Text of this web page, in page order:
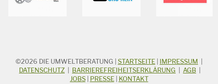
STICHWORTSUCHE
Suchbegriff
©2026 DIE UMWELTBERATUNG STARTSEITE IMPRESSUM
DATENSCHUTZ
BARRIEREFREIHEITSERKLÄRUNG AGB
JOBS| PRESSE| KONTAKT